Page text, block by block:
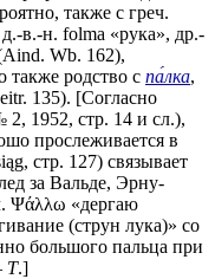
также с греч.
в.-н. folma «рука», др.-
Wb. 162),
также родство с па́лка,
135). [Согласно
1952, стр. 14 и сл.),
прослеживается в
стр. 127) связывает
за Вальде, Эрну-
Ψάλλω «дергаю
(струн лука)» со
большого пальца при
Т.]